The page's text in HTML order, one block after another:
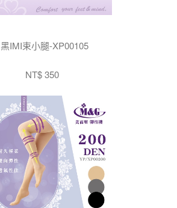
黑IMI束小腿-XP00105
NT$ 350